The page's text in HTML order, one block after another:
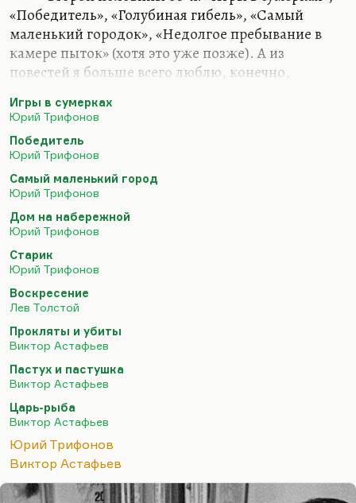
«Победитель», «Голубиная гибель», «Самый
маленький городок», «Недолгое пребывание в
камере пыток» (хотя это уже позже). А из
повестей я больше всего люблю, конечно,
прощание» на уровне прозы, на уровне языка
сделано совершенно волшебно. Когда меня
спрашивают школьники, как писать прозу, что
мне представляется идеальным, я всегда читаю
вот этот первый абзац из «Долгого прощания».
Хотя и «Дом на набережной» мне очень нравится
(это роман, безусловно, а не повесть).
Практически нет у Трифонова вещи, которая не
нравилась бы мне.
И «Старик» гениальная вещь, очень…
Игры в сумерках
Юрий Трифонов
Победитель
Юрий Трифонов
Самый маленький город
Юрий Трифонов
Дом на набережной
Юрий Трифонов
Старик
Юрий Трифонов
Воскресение
Лев Толстой
Прокляты и убиты
Виктор Астафьев
Пастух и пастушка
Виктор Астафьев
Царь-рыба
Виктор Астафьев
Юрий Трифонов
Виктор Астафьев